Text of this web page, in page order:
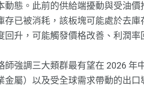
動態。此前的供給端擾動與受油
存已被消耗，該板塊可能處於去
升，可能觸發價格改善、利潤率
師強調三大類群最有望在 2026 年
金屬）以及受全球需求帶動的出